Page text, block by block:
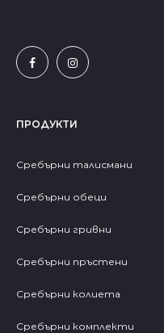
ПРОДУКТИ
Сребърни талисмани
Сребърни обеци
Сребърни гривни
Сребърни пръстени
Сребърни колиета
Сребърни комплекти